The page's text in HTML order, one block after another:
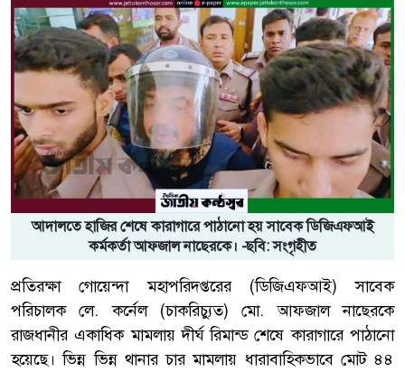
আদালতে হাজির শেষে কারাগারে পাঠানো হয় সাবেক ডিজিএফআই
কর্মকর্তা আফজাল নাছেরকে। -ছবি: সংগৃহীত
প্রতিরক্ষা গোয়েন্দা মহাপরিদপ্তরের (ডিজিএফআই) সাবেক
পরিচালক লে. কর্নেল (চাকরিচ্যুত) মো. আফজাল নাছেরকে
রাজধানীর একাধিক মামলায় দীর্ঘ রিমান্ড শেষে কারাগারে পাঠানো
হয়েছে। ভিন্ন ভিন্ন থানার চার মামলায় ধারাবাহিকভাবে মোট ৪৪